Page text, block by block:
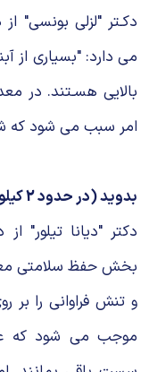
دکـتر "لزلی بونسی"
می دارد: "بسیاری از
بالایی هسـتند. در
امر سبب می شود که
بدوید (در حدود 2 کیلومتر)
دکتر "دیانا تیلور" از
بخش حفظ سلامتی
و تنش فراوانی را بر
موجب می شود که